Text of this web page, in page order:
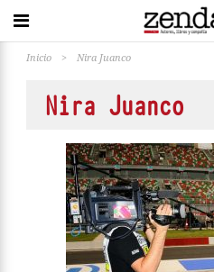
Inicio > Nira Juanco
Nira Juanco